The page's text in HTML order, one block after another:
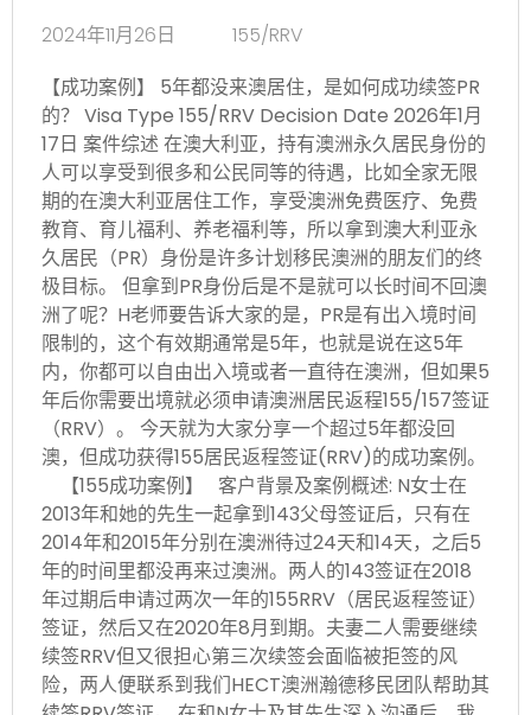
2024年11月26日
155/RRV
【成功案例】 5年都没来澳居住，是如何成功续签PR
的？ Visa Type 155/RRV Decision Date 2026年1月
17日 案件综述 在澳大利亚，持有澳洲永久居民身份的
人可以享受到很多和公民同等的待遇，比如全家无限
期的在澳大利亚居住工作，享受澳洲免费医疗、免费
教育、育儿福利、养老福利等，所以拿到澳大利亚永
久居民（PR）身份是许多计划移民澳洲的朋友们的终
极目标。 但拿到PR身份后是不是就可以长时间不回澳
洲了呢？H老师要告诉大家的是，PR是有出入境时间
限制的，这个有效期通常是5年，也就是说在这5年
内，你都可以自由出入境或者一直待在澳洲，但如果5
年后你需要出境就必须申请澳洲居民返程155/157签证
（RRV）。 今天就为大家分享一个超过5年都没回
澳，但成功获得155居民返程签证(RRV)的成功案例。
【155成功案例】 客户背景及案例概述: N女士在
2013年和她的先生一起拿到143父母签证后，只有在
2014年和2015年分别在澳洲待过24天和14天，之后5
年的时间里都没再来过澳洲。两人的143签证在2018
年过期后申请过两次一年的155RRV（居民返程签证）
签证，然后又在2020年8月到期。夫妻二人需要继续
续签RRV但又很担心第三次续签会面临被拒签的风
险，两人便联系到我们HECT澳洲瀚德移民团队帮助其